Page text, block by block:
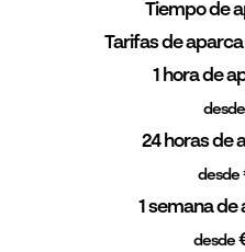
Tiempo de
Tarifas de
1 hora de
desde
24 horas de
desde
1 semana
desde